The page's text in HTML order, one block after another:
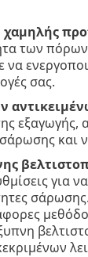
των
να
σας.
και